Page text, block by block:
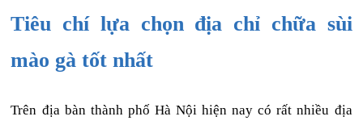
Tiêu chí lựa chọn địa chỉ chữa sùi
mào gà tốt nhất
Trên địa bàn thành phố Hà Nội hiện nay có rất nhiều địa